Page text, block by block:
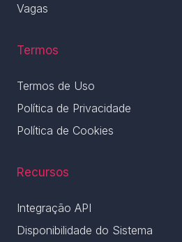
Vagas
Termos
Termos de Uso
Política de Privacidade
Política de Cookies
Recursos
Integração API
Disponibilidade do Sistema